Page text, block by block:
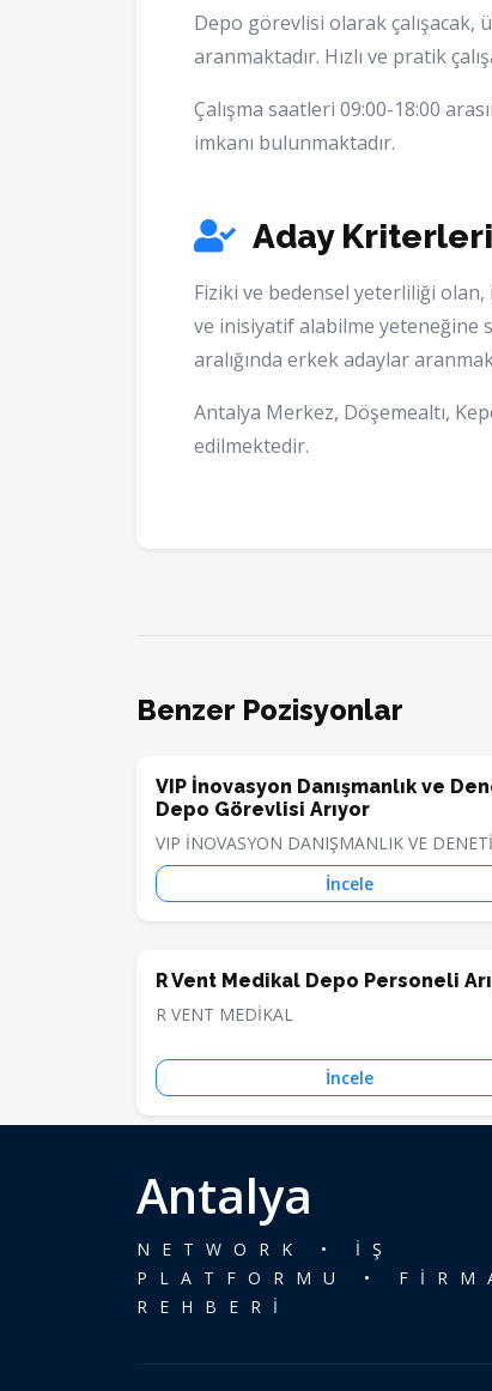
Depo görevlisi olarak çalışacak,
aranmaktadır. Hızlı ve pratik
Çalışma saatleri 09:00-18:00
imkanı bulunmaktadır.
Aday Kriterleri
Fiziki ve bedensel yeterliliği
ve inisiyatif alabilme yeteneğine
aralığında erkek adaylar
Antalya Merkez, Döşemealtı,
edilmektedir.
Benzer Pozisyonlar
VIP İnovasyon Danışmanlık ve
Depo Görevlisi Arıyor
VIP İNOVASYON DANIŞMANLIK VE
İncele
R Vent Medikal Depo Personeli
R VENT MEDİKAL
İncele
Antalya
NETWORK • İŞ
PLATFORMU •
REHBERİ